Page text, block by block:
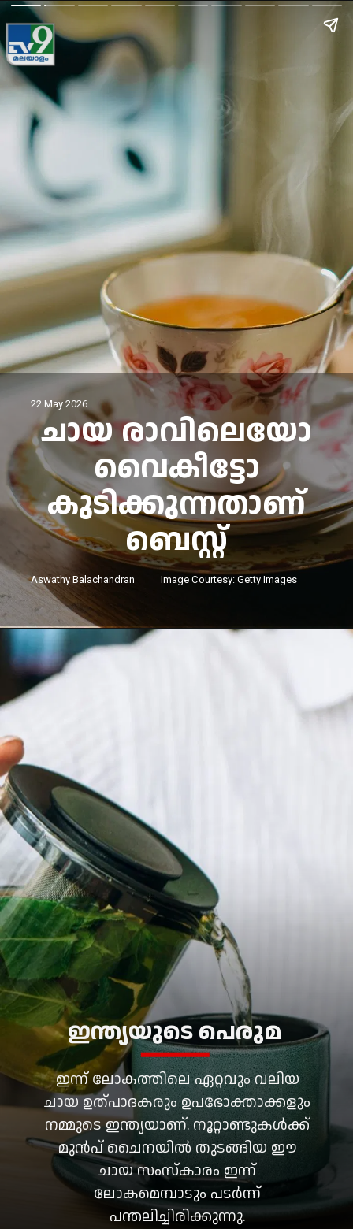
22 May 2026
Aswathy Balachandran
ചായ രാവിലെയോ
വൈകീട്ടോ
കുടിക്കുന്നതാണ്
ബെസ്റ്റ്
Image Courtesy: Getty Images
ഇന്ന് ലോകത്തിലെ ഏറ്റവും വലിയ
ചായ ഉത്പാദകരും ഉപഭോക്താക്കളും
നമ്മുടെ ഇന്ത്യയാണ്. നൂറ്റാണ്ടുകൾക്ക്
മുൻപ് ചൈനയിൽ തുടങ്ങിയ ഈ
ചായ സംസ്കാരം ഇന്ന്
ലോകമെമ്പാടും പടർന്ന്
പന്തലിച്ചിരിക്കുന്നു.
ഇന്ത്യയുടെ പെരുമ